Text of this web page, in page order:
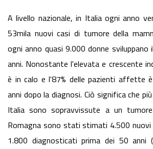
A livello nazionale, in Italia ogni anno
53mila nuovi casi di tumore della
ogni anno quasi 9.000 donne
anni. Nonostante l'elevata e crescente
è in calo e l'87% delle pazienti affette
anni dopo la diagnosi. Ciò significa che
Italia sono sopravvissute a un
Romagna sono stati stimati 4.500 nuovi
1.800 diagnosticati prima dei 50 anni